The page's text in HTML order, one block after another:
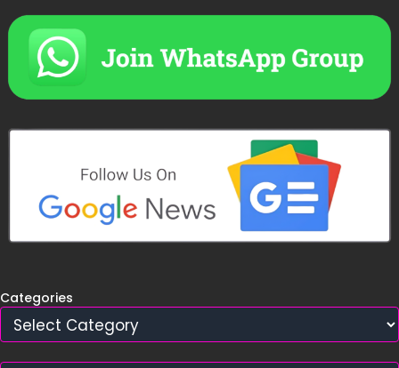
Categories